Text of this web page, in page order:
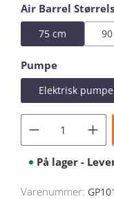
Vælg
Air Barrel
75 cm
Vælg
Pumpe
Elektrisk pumpe
På lager -
Varenummer: